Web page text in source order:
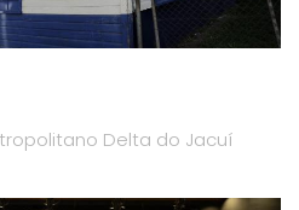
Delta do Jacuí